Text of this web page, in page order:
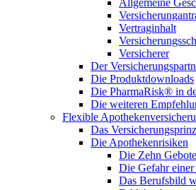
Allgemeine
Vertraginhalt
Versicherer
Der
Die Produktdownloads
Die PharmaRisk® in
Die weiteren
Flexible
Das
Die Apothekenrisiken
Die Zehn Gebote
Die Gefahr einer
Das Berufsbild